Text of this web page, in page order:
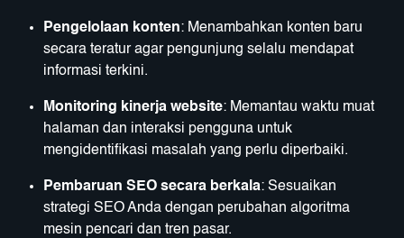
Pengelolaan konten: Menambahkan konten baru
secara teratur agar pengunjung selalu mendapat
informasi terkini.
Monitoring kinerja website: Memantau waktu muat
halaman dan interaksi pengguna untuk
mengidentifikasi masalah yang perlu diperbaiki.
Pembaruan SEO secara berkala: Sesuaikan
strategi SEO Anda dengan perubahan algoritma
mesin pencari dan tren pasar.